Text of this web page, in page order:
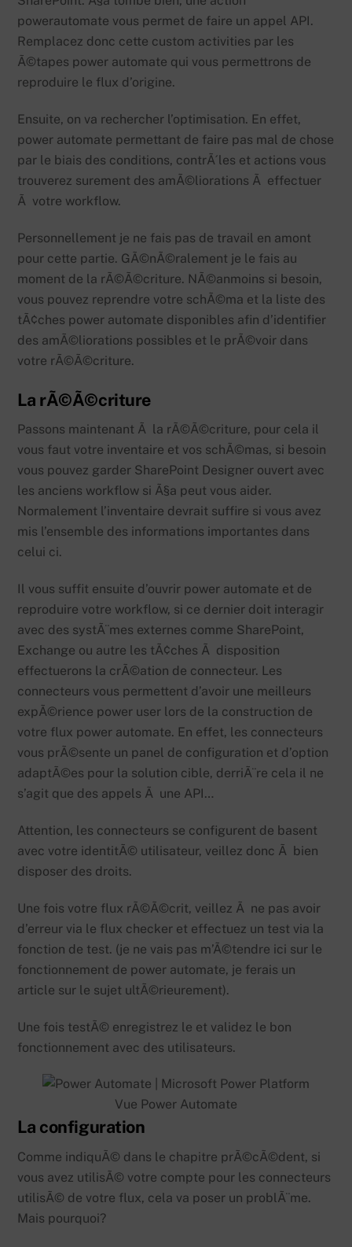
powerautomate vous permet de faire un appel API.
Remplacez donc cette custom activities par les
Ã©tapes power automate qui vous permettrons de
reproduire le flux d’origine.
Ensuite, on va rechercher l’optimisation. En effet,
power automate permettant de faire pas mal de chose
par le biais des conditions, contrÃ´les et actions vous
trouverez surement des amÃ©liorations Ã effectuer
Ã votre workflow.
Personnellement je ne fais pas de travail en amont
pour cette partie. GÃ©nÃ©ralement je le fais au
moment de la rÃ©Ã©criture. NÃ©anmoins si besoin,
vous pouvez reprendre votre schÃ©ma et la liste des
tÃ¢ches power automate disponibles afin d’identifier
des amÃ©liorations possibles et le prÃ©voir dans
votre rÃ©Ã©criture.
La rÃ©Ã©criture
Passons maintenant Ã la rÃ©Ã©criture, pour cela il
vous faut votre inventaire et vos schÃ©mas, si besoin
vous pouvez garder SharePoint Designer ouvert avec
les anciens workflow si Ã§a peut vous aider.
Normalement l’inventaire devrait suffire si vous avez
mis l’ensemble des informations importantes dans
celui ci.
Il vous suffit ensuite d’ouvrir power automate et de
reproduire votre workflow, si ce dernier doit interagir
avec des systÃ¨mes externes comme SharePoint,
Exchange ou autre les tÃ¢ches Ã disposition
effectuerons la crÃ©ation de connecteur. Les
connecteurs vous permettent d’avoir une meilleurs
expÃ©rience power user lors de la construction de
votre flux power automate. En effet, les connecteurs
vous prÃ©sente un panel de configuration et d’option
adaptÃ©es pour la solution cible, derriÃ¨re cela il ne
s’agit que des appels Ã une API…
Attention, les connecteurs se configurent de basent
avec votre identitÃ© utilisateur, veillez donc Ã bien
disposer des droits.
Une fois votre flux rÃ©Ã©crit, veillez Ã ne pas avoir
d’erreur via le flux checker et effectuez un test via la
fonction de test. (je ne vais pas m’Ã©tendre ici sur le
fonctionnement de power automate, je ferais un
article sur le sujet ultÃ©rieurement).
Une fois testÃ© enregistrez le et validez le bon
fonctionnement avec des utilisateurs.
Vue Power Automate
La configuration
Comme indiquÃ© dans le chapitre prÃ©cÃ©dent, si
vous avez utilisÃ© votre compte pour les connecteurs
utilisÃ© de votre flux, cela va poser un problÃ¨me.
Mais pourquoi?